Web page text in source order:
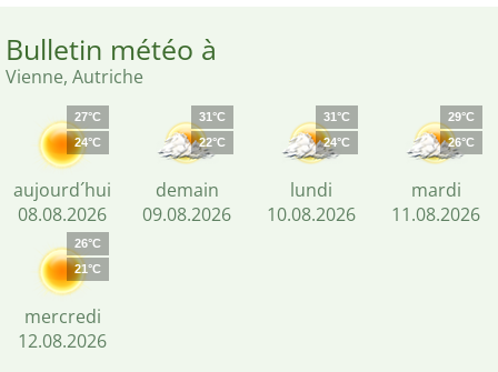
Bulletin météo à
Vienne, Autriche
27°C
24°C
aujourd´hui
08.08.2026
31°C
22°C
demain
09.08.2026
31°C
24°C
lundi
10.08.2026
29°C
26°C
mardi
11.08.2026
26°C
21°C
mercredi
12.08.2026